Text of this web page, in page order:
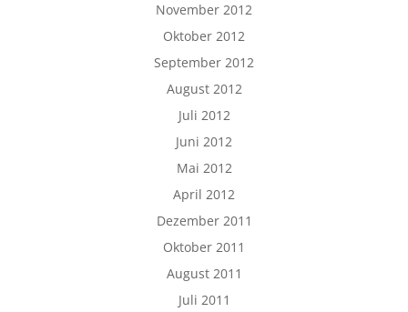
November 2012
Oktober 2012
September 2012
August 2012
Juli 2012
Juni 2012
Mai 2012
April 2012
Dezember 2011
Oktober 2011
August 2011
Juli 2011